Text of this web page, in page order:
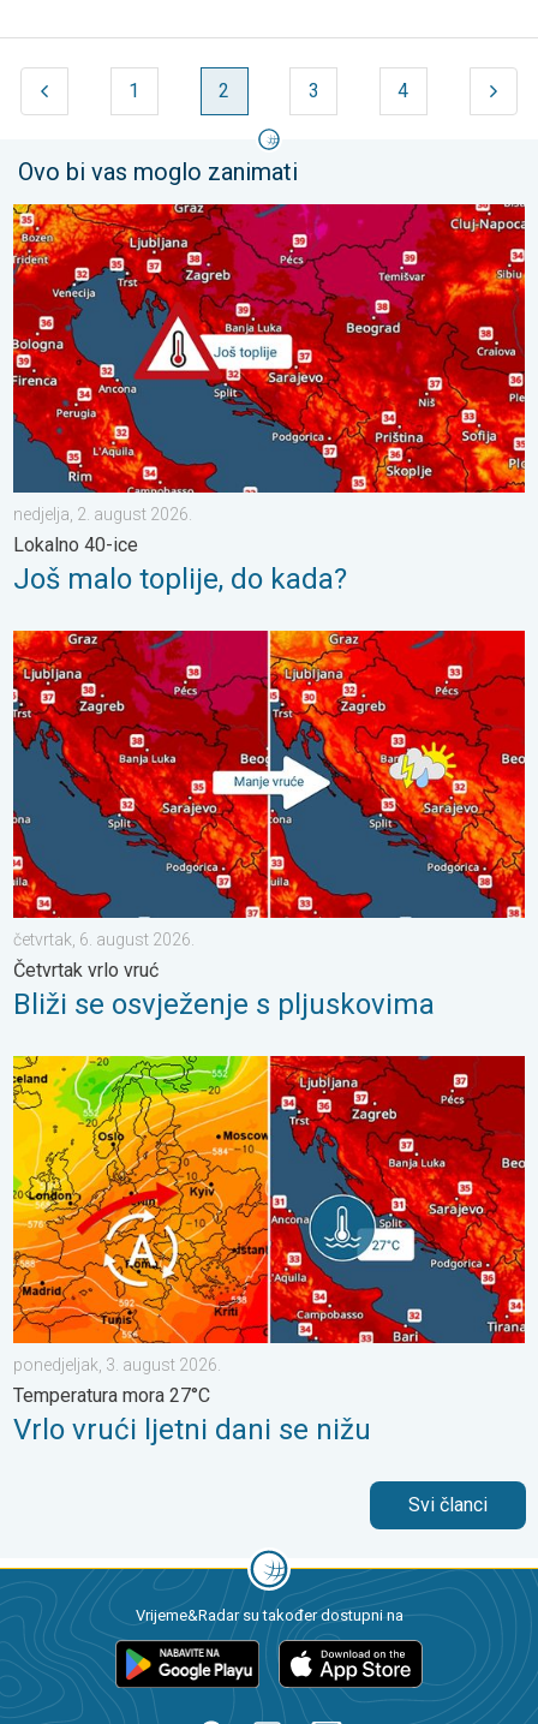
1 2 3 4
Ovo bi vas moglo zanimati
Još malo toplije, do kada?. Lokalno 40-ice. . . nedjelja, 2.
nedjelja, 2. august 2026.
Lokalno 40-ice
Još malo toplije, do kada?
Bliži se osvježenje s pljuskovima. Četvrtak vrlo vruć. . .
četvrtak, 6. august 2026.
Četvrtak vrlo vruć
Bliži se osvježenje s pljuskovima
Vrlo vrući ljetni dani se nižu. Temperatura mora 27°C. . .
ponedjeljak, 3. august 2026.
Temperatura mora 27°C
Vrlo vrući ljetni dani se nižu
Svi članci
Vrijeme&Radar su također dostupni na